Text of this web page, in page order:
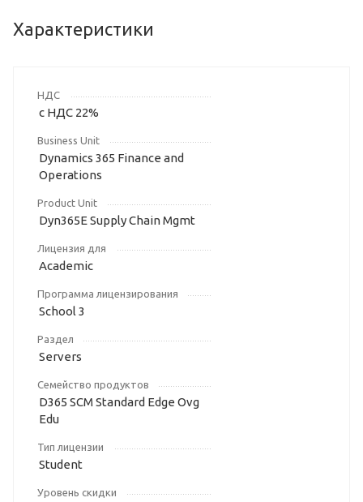
Характеристики
НДС
с НДС 22%
Business Unit
Dynamics 365 Finance and
Operations
Product Unit
Dyn365E Supply Chain Mgmt
Лицензия для
Academic
Программа лицензирования
School 3
Раздел
Servers
Семейство продуктов
D365 SCM Standard Edge Ovg
Edu
Тип лицензии
Student
Уровень скидки